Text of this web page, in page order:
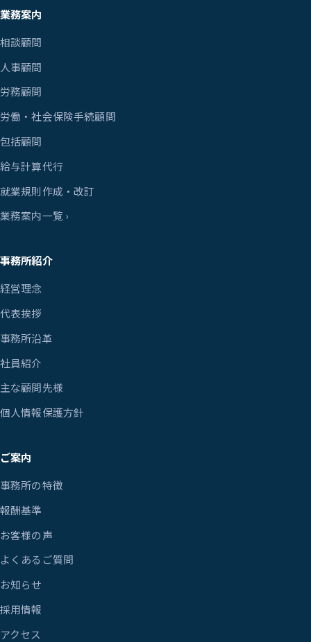
業務案内
相談顧問
人事顧問
労務顧問
労働・社会保険手続顧問
包括顧問
給与計算代行
就業規則作成・改訂
業務案内一覧 ›
事務所紹介
経営理念
代表挨拶
事務所沿革
社員紹介
主な顧問先様
個人情報保護方針
ご案内
事務所の特徴
報酬基準
お客様の声
よくあるご質問
お知らせ
採用情報
アクセス